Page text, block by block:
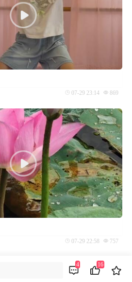
07-29 23:14 869
07-29 22:58 757
4 16